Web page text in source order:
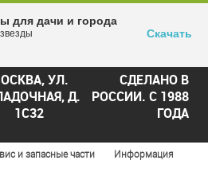
УЛ.
Д.
1С32
СДЕЛАНО В
РОССИИ. С 1988
ГОДА
и запасные части Информация
для дачи и города
Скачать